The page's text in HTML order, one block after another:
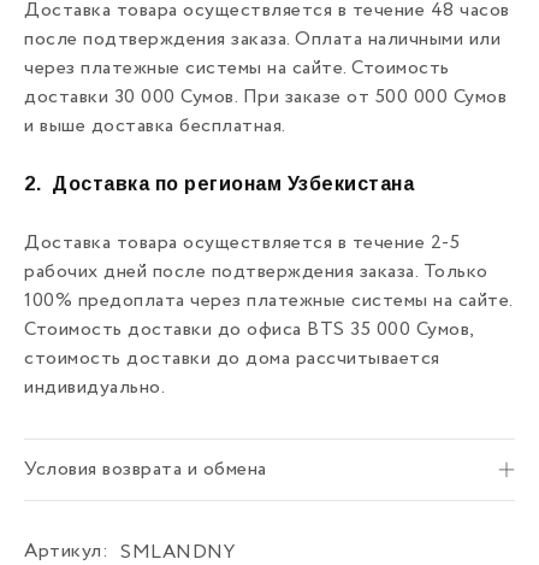
Доставка товара осуществляется в течение 48 часов
после подтверждения заказа. Оплата наличными или
через платежные системы на сайте. Стоимость
доставки 30 000 Сумов. При заказе от 500 000 Сумов
и выше доставка бесплатная.
2. Доставка по регионам Узбекистана
Доставка товара осуществляется в течение 2-5
рабочих дней после подтверждения заказа. Только
100% предоплата через платежные системы на сайте.
Стоимость доставки до офиса BTS 35 000 Сумов,
стоимость доставки до дома рассчитывается
индивидуально.
Условия возврата и обмена
Артикул:
SMLANDNY